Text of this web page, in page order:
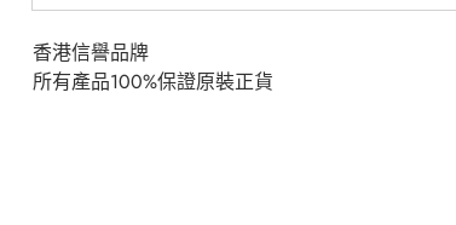
香港信譽品牌
所有產品100%保證原裝正貨